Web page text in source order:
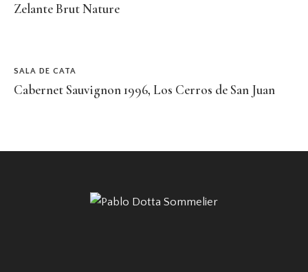
Zelante Brut Nature
SALA DE CATA
Cabernet Sauvignon 1996, Los Cerros de San Juan